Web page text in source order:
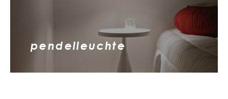
pendelleuchte